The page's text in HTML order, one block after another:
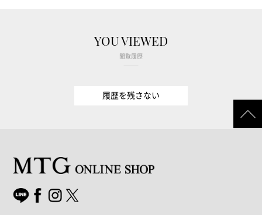
YOU VIEWED
閲覧履歴
履歴を残さない